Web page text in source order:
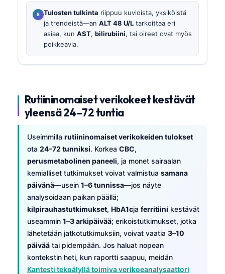
Tulosten tulkinta riippuu kuvioista, yksiköistä
ja trendeistä—an ALT 48 U/L tarkoittaa eri
asiaa, kun AST, bilirubiini, tai oireet ovat myös
poikkeavia.
Rutiininomaiset verikokeet kestävät
yleensä 24–72 tuntia
Useimmilla rutiininomaiset verikokeiden tulokset
ota 24–72 tunniksi. Korkea CBC,
perusmetabolinen paneeli, ja monet sairaalan
kemialliset tutkimukset voivat valmistua samana
päivänä—usein 1–6 tunnissa—jos näyte
analysoidaan paikan päällä;
kilpirauhastutkimukset, HbA1cja ferritiini kestävät
useammin 1–3 arkipäivää; erikoistutkimukset, jotka
lähetetään jatkotutkimuksiin, voivat vaatia 3–10
päivää tai pidempään. Jos haluat nopean
kontekstin heti, kun raportti saapuu, meidän
Kantesti tekoälyllä toimiva verikoeanalysaattori